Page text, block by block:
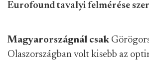
Eurofound tavalyi felmérése
Magyarországnál csak
Olaszországban volt kisebb az